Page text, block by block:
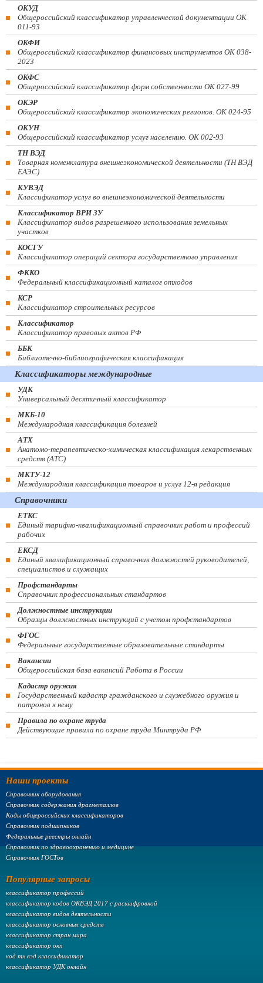
ОКУД
Общероссийский классификатор управленческой документации ОК
011-93
ОКФИ
Общероссийский классификатор финансовых инструментов OK 038-
2023
ОКФС
Общероссийский классификатор форм собственности ОК 027-99
ОКЭР
Общероссийский классификатор экономических регионов. ОК 024-95
ОКУН
Общероссийский классификатор услуг населению. ОК 002-93
ТН ВЭД
Товарная номенклатура внешнеэкономической деятельности (ТН ВЭД
ЕАЭС)
КУВЭД
Классификатор услуг во внешнеэкономической деятельности
Классификатор ВРИ ЗУ
Классификатор видов разрешенного использования земельных
участков
КОСГУ
Классификатор операций сектора государственного управления
ФККО
Федеральный классификационный каталог отходов
КСР
Классификатор строительных ресурсов
Классификатор
Классификатор правовых актов РФ
ББК
Библиотечно-библиографическая классификация
Классификаторы международные
УДК
Универсальный десятичный классификатор
МКБ-10
Международная классификация болезней
АТХ
Анатомо-терапевтическо-химическая классификация лекарственных
средств (ATC)
МКТУ-12
Международная классификация товаров и услуг 12-я редакция
Справочники
ЕТКС
Единый тарифно-квалификационный справочник работ и профессий
рабочих
ЕКСД
Единый квалификационный справочник должностей руководителей,
специалистов и служащих
Профстандарты
Справочник профессиональных стандартов
Должностные инструкции
Образцы должностных инструкций с учетом профстандартов
ФГОС
Федеральные государственные образовательные стандарты
Вакансии
Общероссийская база вакансий Работа в России
Кадастр оружия
Государственный кадастр гражданского и служебного оружия и
патронов к нему
Правила по охране труда
Действующие правила по охране труда Минтруда РФ
Наши проекты
Справочник оборудования
Справочник содержания драгметаллов
Коды общероссийских классификаторов
Справочник подшипников
Федеральные реестры онлайн
Справочник по здравоохранению и медицине
Справочник ГОСТов
Популярные запросы
классификатор профессий
классификатор кодов ОКВЭД 2017 с расшифровкой
классификатор видов деятельности
классификатор основных средств
классификатор стран мира
классификатор окп
код тн вэд классификатор
классификатор УДК онлайн